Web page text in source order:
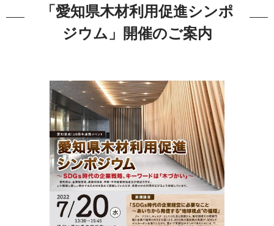
「愛知県木材利用促進シンポ
ジウム」開催のご案内